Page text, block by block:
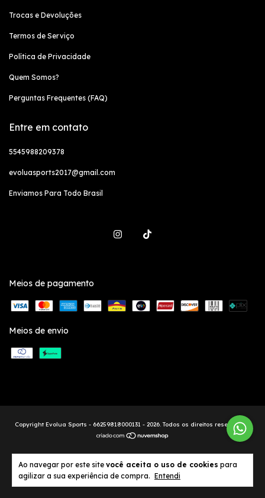
Ao navegar por este site você aceita o uso de cookies para
agilizar a sua experiência de compra. Entendi
Trocas e Devoluções
Termos de Serviço
Política de Privacidade
Quem Somos?
Perguntas Frequentes (FAQ)
Entre em contato
5545988209378
evoluasports2017@gmail.com
Enviamos Para Todo Brasil
Meios de pagamento
Meios de envio
Copyright Evolua Sports - 66259818000131 - 2026. Todos os direitos reservados.